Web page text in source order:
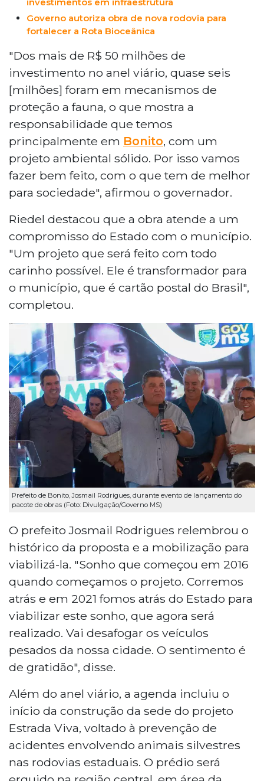
Governo autoriza obra de nova rodovia para
fortalecer a Rota Bioceânica
"Dos mais de R$ 50 milhões de
investimento no anel viário, quase seis
[milhões] foram em mecanismos de
proteção a fauna, o que mostra a
responsabilidade que temos
principalmente em Bonito, com um
projeto ambiental sólido. Por isso vamos
fazer bem feito, com o que tem de melhor
para sociedade", afirmou o governador.
Riedel destacou que a obra atende a um
compromisso do Estado com o município.
"Um projeto que será feito com todo
carinho possível. Ele é transformador para
o município, que é cartão postal do Brasil",
completou.
Prefeito de Bonito, Josmail Rodrigues, durante evento de lançamento do
pacote de obras (Foto: Divulgação/Governo MS)
O prefeito Josmail Rodrigues relembrou o
histórico da proposta e a mobilização para
viabilizá-la. "Sonho que começou em 2016
quando começamos o projeto. Corremos
atrás e em 2021 fomos atrás do Estado para
viabilizar este sonho, que agora será
realizado. Vai desafogar os veículos
pesados da nossa cidade. O sentimento é
de gratidão", disse.
Além do anel viário, a agenda incluiu o
início da construção da sede do projeto
Estrada Viva, voltado à prevenção de
acidentes envolvendo animais silvestres
nas rodovias estaduais. O prédio será